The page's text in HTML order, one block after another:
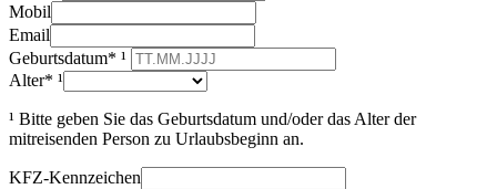
Mobil
Email
Geburtsdatum* ¹
Alter* ¹
¹ Bitte geben Sie das Geburtsdatum und/oder das Alter der
mitreisenden Person zu Urlaubsbeginn an.
KFZ-Kennzeichen